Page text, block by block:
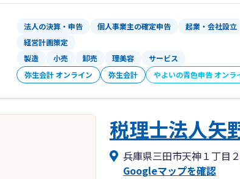
法人の決算・申告 個人事業主の確定申告 起業・会社設立
経営計画策定
製造 小売 卸売 理美容 サービス
弥生会計 オンライン 弥生会計 やよいの青色申告 オンラ
税理士法人矢
兵庫県三田市天神１丁目
Googleマップを確認